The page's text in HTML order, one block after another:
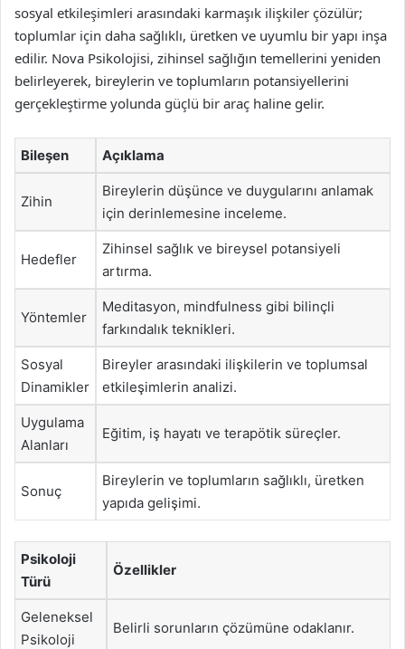
sosyal etkileşimleri arasındaki karmaşık ilişkiler çözülür;
toplumlar için daha sağlıklı, üretken ve uyumlu bir yapı inşa
edilir. Nova Psikolojisi, zihinsel sağlığın temellerini yeniden
belirleyerek, bireylerin ve toplumların potansiyellerini
gerçekleştirme yolunda güçlü bir araç haline gelir.
Bileşen Açıklama
Zihin
Bireylerin düşünce ve duygularını anlamak
için derinlemesine inceleme.
Hedefler
Zihinsel sağlık ve bireysel potansiyeli
artırma.
Yöntemler
Meditasyon, mindfulness gibi bilinçli
farkındalık teknikleri.
Sosyal
Dinamikler
Bireyler arasındaki ilişkilerin ve toplumsal
etkileşimlerin analizi.
Uygulama
Alanları
Eğitim, iş hayatı ve terapötik süreçler.
Sonuç
Bireylerin ve toplumların sağlıklı, üretken
yapıda gelişimi.
Psikoloji
Türü
Özellikler
Geleneksel
Psikoloji
Belirli sorunların çözümüne odaklanır.